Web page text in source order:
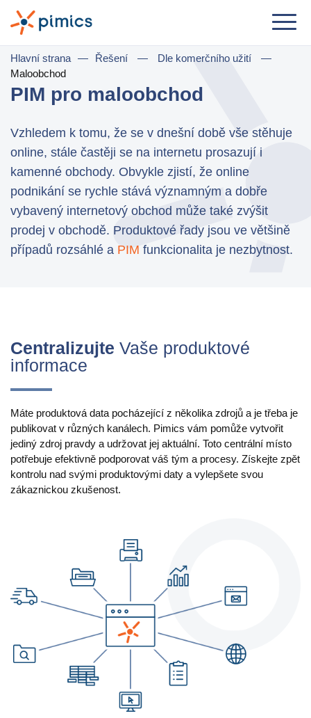
Řešení
Dle role
Marketing Manager
IT Manager
General Manager
Dle komerčního užití
Maloobchod
Produkt
Vlastnosti
Integrace s platformami
e-Commerce
Import a export
Případy použití
PIM
Catalog Management
Hlavní strana — Řešení — Dle komerčního užití
—
Maloobchod
PIM pro maloobchod
Vzhledem k tomu, že se v dnešní době vše stěhuje
online, stále častěji se na internetu prosazují i
kamenné obchody. Obvykle zjistí, že online
podnikání se rychle stává významným a dobře
vybavený internetový obchod může také zvýšit
prodej v obchodě. Produktové řady jsou ve většině
případů rozsáhlé a PIM funkcionalita je nezbytnost.
Centralizujte Vaše produktové
informace
Máte produktová data pocházející z několika zdrojů a je třeba je
publikovat v různých kanálech. Pimics vám pomůže vytvořit
jediný zdroj pravdy a udržovat jej aktuální. Toto centrální místo
potřebuje efektivně podporovat váš tým a procesy. Získejte zpět
kontrolu nad svými produktovými daty a vylepšete svou
zákaznickou zkušenost.